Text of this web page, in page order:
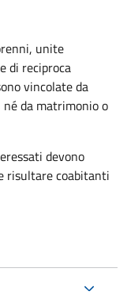
unite
di reciproca
vincolate da
da matrimonio o
devono
risultare coabitanti